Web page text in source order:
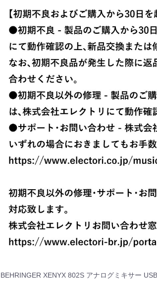
BEHRINGER XENYX 802S アナログミキサー